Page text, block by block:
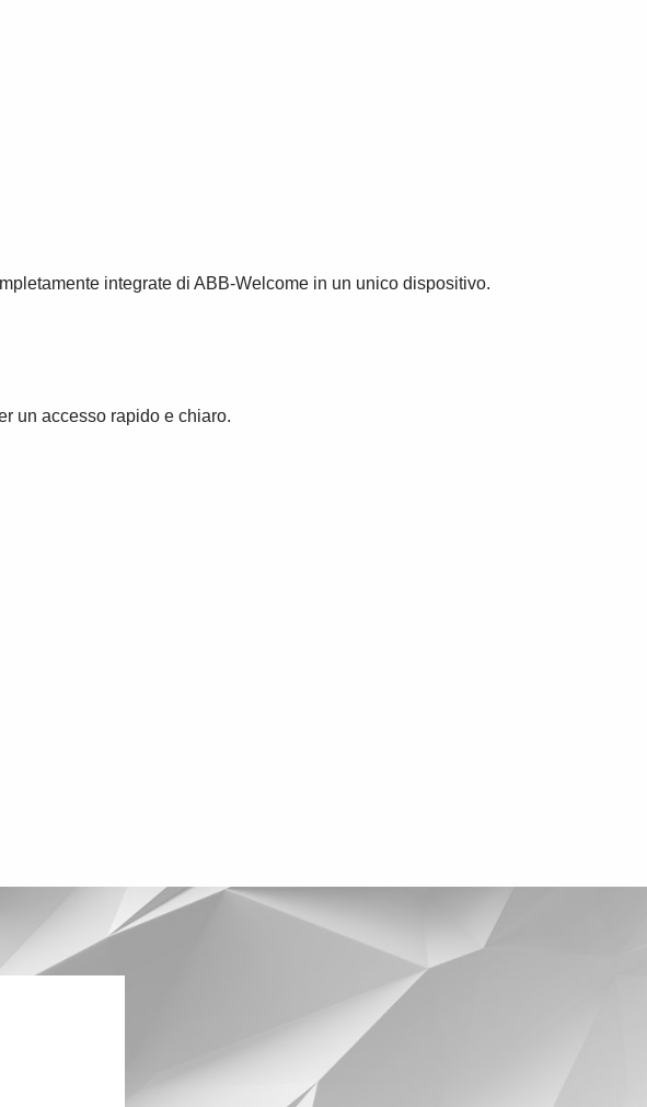
integrate di ABB-Welcome in un unico dispositivo.
un accesso rapido e chiaro.